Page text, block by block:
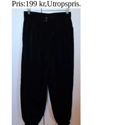
Pris:199 kr,Utropspris.